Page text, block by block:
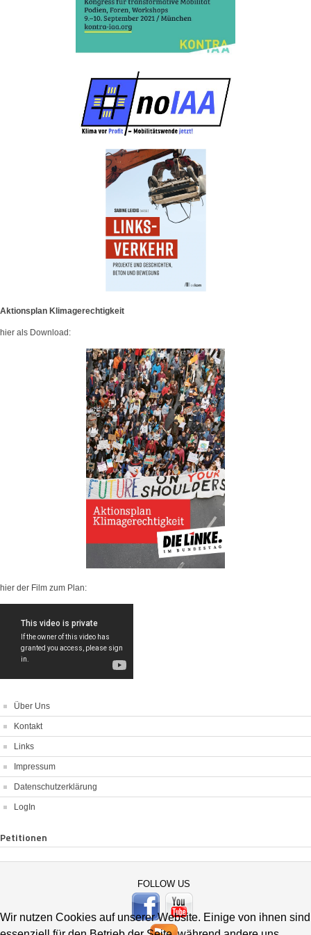
Aktionsplan Klimagerechtigkeit
hier als Download:
hier der Film zum Plan:
Über Uns
Kontakt
Links
Impressum
Datenschutzerklärung
LogIn
Petitionen
FOLLOW US
Wir nutzen Cookies auf unserer Website. Einige von ihnen sind